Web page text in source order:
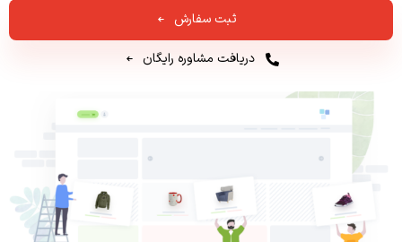
ثبت سفارش
دریافت مشاوره رایگان